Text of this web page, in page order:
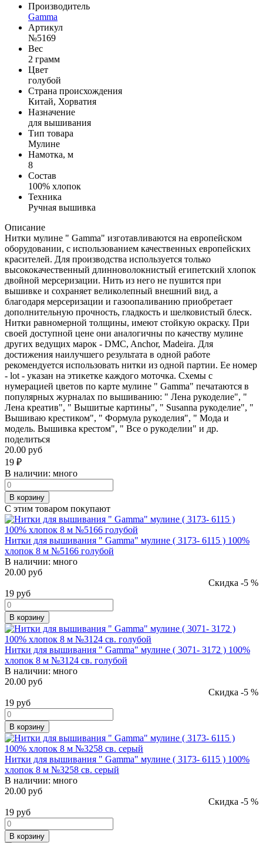
Производитель
Gamma
Артикул
№5169
Вес
2 грамм
Цвет
голубой
Страна происхождения
Китай, Хорватия
Назначение
для вышивания
Тип товара
Мулине
Намотка, м
8
Состав
100% хлопок
Техника
Ручная вышивка
Описание
Нитки мулине " Gamma" изготавливаются на европейском
оборудовании, с использованием качественных европейских
красителей. Для производства используется только
высококачественный длинноволокнистый египетский хлопок
двойной мерсеризации. Нить из него не пушится при
вышивке и сохраняет великолепный внешний вид, а
благодаря мерсеризации и газоопаливанию приобретает
дополнительную прочность, гладкость и шелковистый блеск.
Нитки равномерной толщины, имеют стойкую окраску. При
своей доступной цене они аналогичны по качеству мулине
других ведущих марок - DMC, Anchor, Madeira. Для
достижения наилучшего результата в одной работе
рекомендуется использовать нитки из одной партии. Ее номер
- lot - указан на этикетке каждого моточка. Схемы с
нумерацией цветов по карте мулине " Gamma" печатаются в
популярных журналах по вышиванию: " Лена рукоделие", "
Лена креатив", " Вышитые картины", " Susanna рукоделие", "
Вышиваю крестиком", " Формула рукоделия", " Мода и
модель. Вышивка крестом", " Все о рукоделии" и др.
поделиться
20.00 руб
19 ₽
В наличии: много
В корзину
С этим товаром покупают
Нитки для вышивания " Gamma" мулине ( 3173- 6115 ) 100%
хлопок 8 м №5166 голубой
В наличии: много
20.00 руб
Скидка -5 %
19 руб
В корзину
Нитки для вышивания " Gamma" мулине ( 3071- 3172 ) 100%
хлопок 8 м №3124 св. голубой
В наличии: много
20.00 руб
Скидка -5 %
19 руб
В корзину
Нитки для вышивания " Gamma" мулине ( 3173- 6115 ) 100%
хлопок 8 м №3258 св. серый
В наличии: много
20.00 руб
Скидка -5 %
19 руб
В корзину